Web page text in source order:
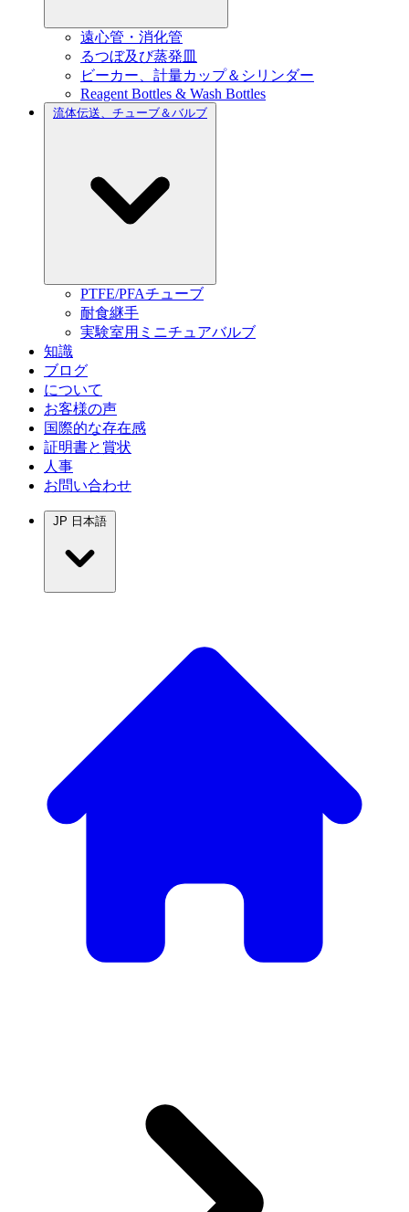
遠心管・消化管
るつぼ及び蒸発皿
ビーカー、計量カップ＆シリンダー
Reagent Bottles & Wash Bottles
流体伝送、チューブ＆バルブ
PTFE/PFAチューブ
耐食継手
実験室用ミニチュアバルブ
知識
ブログ
について
お客様の声
国際的な存在感
証明書と賞状
人事
お問い合わせ
JP 日本語